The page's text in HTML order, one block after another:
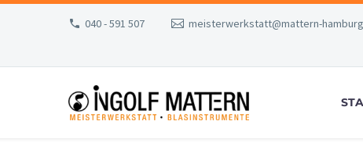
040 - 591 507
meisterwerkstatt@mattern-